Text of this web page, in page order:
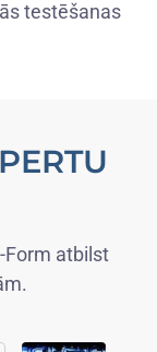
testēšanas
Form atbilst